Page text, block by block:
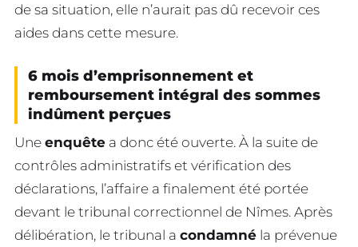
de sa situation, elle n’aurait pas dû recevoir ces
aides dans cette mesure.
6 mois d’emprisonnement et
remboursement intégral des sommes
indûment perçues
Une enquête a donc été ouverte. À la suite de
contrôles administratifs et vérification des
déclarations, l’affaire a finalement été portée
devant le tribunal correctionnel de Nîmes. Après
délibération, le tribunal a condamné la prévenue